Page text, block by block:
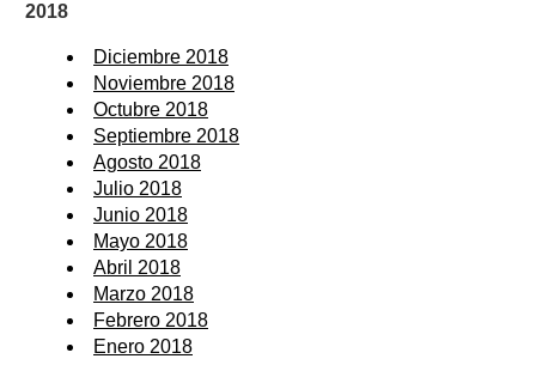
2018
Diciembre 2018
Noviembre 2018
Octubre 2018
Septiembre 2018
Agosto 2018
Julio 2018
Junio 2018
Mayo 2018
Abril 2018
Marzo 2018
Febrero 2018
Enero 2018